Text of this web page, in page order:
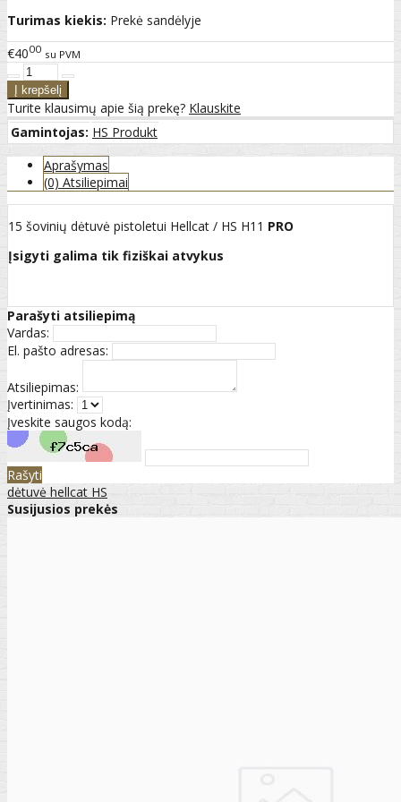
Turimas kiekis: Prekė sandėlyje
€4000 su PVM
Turite klausimų apie šią prekę? Klauskite
Gamintojas: HS Produkt
Aprašymas
(0) Atsiliepimai
15 šovinių dėtuvė pistoletui Hellcat / HS H11 PRO
Įsigyti galima tik fiziškai atvykus
Parašyti atsiliepimą
Vardas:
El. pašto adresas:
Atsiliepimas:
Įvertinimas:
Įveskite saugos kodą:
Rašyti
dėtuvė hellcat HS
Susijusios prekės